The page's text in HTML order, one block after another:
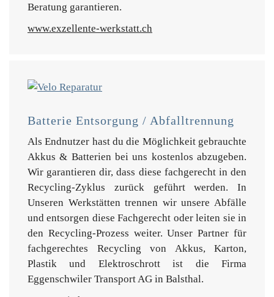
Beratung garantieren.
www.exzellente-werkstatt.ch
Batterie Entsorgung / Abfalltrennung
Als Endnutzer hast du die Möglichkeit gebrauchte
Akkus & Batterien bei uns kostenlos abzugeben.
Wir garantieren dir, dass diese fachgerecht in den
Recycling-Zyklus zurück geführt werden. In
Unseren Werkstätten trennen wir unsere Abfälle
und entsorgen diese Fachgerecht oder leiten sie in
den Recycling-Prozess weiter. Unser Partner für
fachgerechtes Recycling von Akkus, Karton,
Plastik und Elektroschrott ist die Firma
Eggenschwiler Transport AG in Balsthal.